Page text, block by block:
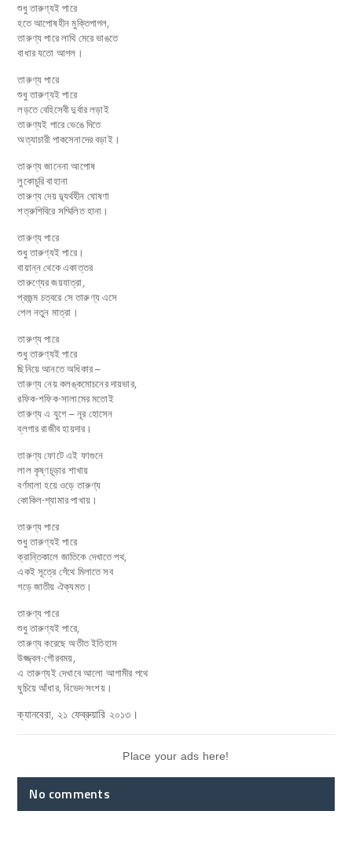
শুধু তারুণ্যই পারে
হতে আপোষহীন মুক্তিপাগল,
তারুণ্য পারে লাথি মেরে ভাঙতে
বাধার যতো আগল।
তারুণ্য পারে
শুধু তারুণ্যই পারে
লড়তে বেহিসেবী দুর্বার লড়াই
তারুণ্যই পারে ভেঙে দিতে
অত্যাচারী পাকসেনাদের বড়াই।
তারুণ্য জানেনা আপোষ
লুকোচুরি বাহানা
তারুণ্য দেয় দ্ব্যর্থহীন ঘোষণা
শত্রুশিবিরে সম্মিলিত হানা।
তারুণ্য পারে
শুধু তারুণ্যই পারে।
বায়ান্ন থেকে একাত্তর
তারুণ্যের জয়যাত্রা,
প্রজন্ম চত্বরে সে তারুণ্য এসে
পেল নতুন মাত্রা।
তারুণ্য পারে
শুধু তারুণ্যই পারে
ছিনিয়ে আনতে অধিকার –
তারুণ্য নেয় কলঙ্কমোচনের দায়ভার,
রফিক-শফিক-সালামের মতোই
তারুণ্য এ যুগে – নূর হোসেন
ব্লগার রাজীব হায়দার।
তারুণ্য ফোটে এই ফাগুনে
লাল কৃষ্ণচূড়ার শাখায়
বর্ণমালা হয়ে ওড়ে তারুণ্য
কোকিল-শ্যামার পাখায়।
তারুণ্য পারে
শুধু তারুণ্যই পারে
ক্রান্তিকালে জাতিকে দেখাতে পথ,
একই সূত্রে গেঁথে মিলাতে সব
গড়ে জাতীয় ঐক্যমত।
তারুণ্য পারে
শুধু তারুণ্যই পারে,
তারুণ্য করেছে অতীত ইতিহাস
উজ্জ্বল-গৌরবময়,
এ তারুণ্যই দেখাবে আলো আগামীর পথে
ঘুচিয়ে আঁধার, বিভেদ-সংশয়।
ক্যানবেরা, ২১ ফেব্রুয়ারি ২০১৩।
Place your ads here!
No comments